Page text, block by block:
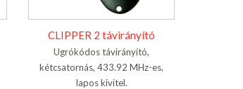
CLIPPER 2 távirányító
Ugrókódos távirányító,
kétcsatornás, 433.92 MHz-es,
lapos kivitel.